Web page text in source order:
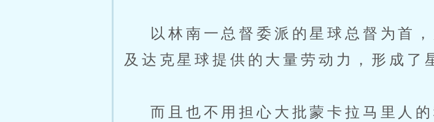
以林南一总督委派的星球总督为首，
及达克星球提供的大量劳动力，形成了
而且也不用担心大批蒙卡拉马里人的